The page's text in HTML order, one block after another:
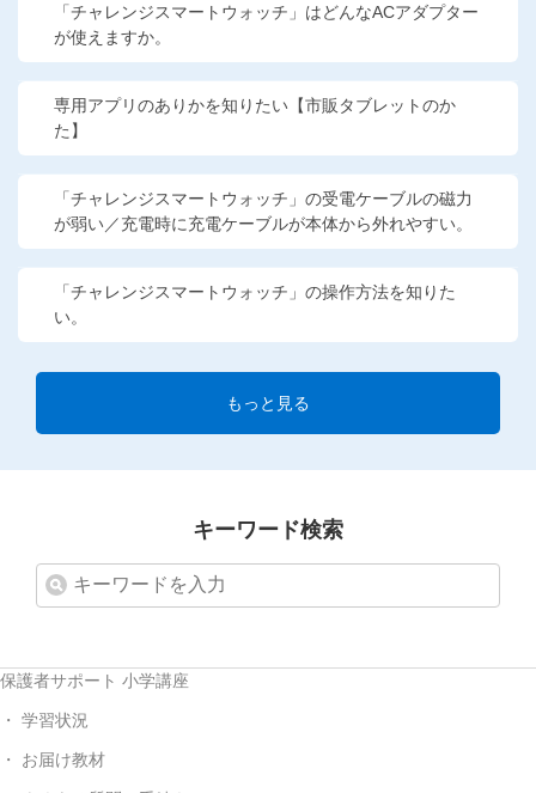
「チャレンジスマートウォッチ」はどんなACアダプター
が使えますか。
専用アプリのありかを知りたい【市販タブレットのか
た】
「チャレンジスマートウォッチ」の受電ケーブルの磁力
が弱い／充電時に充電ケーブルが本体から外れやすい。
「チャレンジスマートウォッチ」の操作方法を知りた
い。
もっと見る
キーワード検索
保護者サポート 小学講座
学習状況
お届け教材